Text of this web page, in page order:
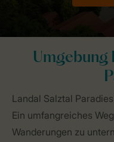
Umgebung
Landal Salztal
Ein umfangreiches
Wanderungen zu